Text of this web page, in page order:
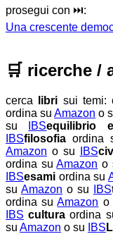
prosegui con ⏭️:
Una crescente
🛒 ricerche /
cerca libri sui temi:
ordina suAmazon o
su
IBSequilibrio
IBSfilosofia ordina
Amazon o su IBS
ordina suAmazon o
IBSesami ordina su
su Amazon o su IBS
ordina suAmazon o
IBS cultura ordina
su Amazon o su IBS